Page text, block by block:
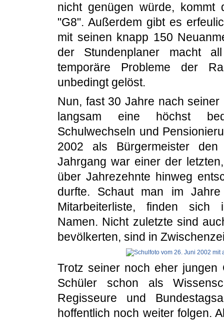
nicht genügen würde, kommt
"G8". Außerdem gibt es
mit seinen knapp 150
der Stundenplaner macht
temporäre Probleme der
unbedingt gelöst.
Nun, fast 30 Jahre nach
langsam eine höchst
Schulwechseln und
2002 als Bürgermeister
Jahrgang war einer der
über Jahrezehnte hinweg
durfte. Schaut man im
Mitarbeiterliste, finden sich
Namen. Nicht zuletzte sind
bevölkerten, sind in
Trotz seiner noch eher jungen
Schüler schon als
Regisseure und
hoffentlich noch weiter folgen.